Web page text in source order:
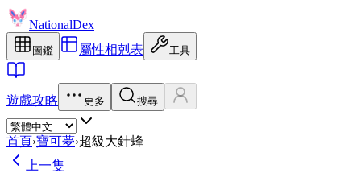
NationalDex
圖鑑 屬性相剋表 工具
遊戲攻略 更多 搜尋
首頁›寶可夢›超級大針蜂
上一隻